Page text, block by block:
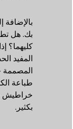
بك. هل
كليهما؟
المفيد
المصممة
طباعة
خراطيش
بكثير.